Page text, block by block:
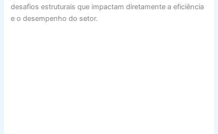
desafios estruturais que impactam diretamente a eficiência
e o desempenho do setor.